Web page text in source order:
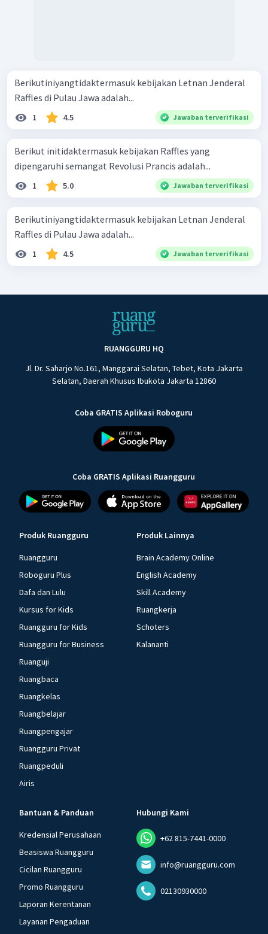
Berikutiniyangtidaktermasuk kebijakan Letnan Jenderal
Raffles di Pulau Jawa adalah...
1 4.5 Jawaban terverifikasi
Berikut initidaktermasuk kebijakan Raffles yang
dipengaruhi semangat Revolusi Prancis adalah...
1 5.0 Jawaban terverifikasi
Berikutiniyangtidaktermasuk kebijakan Letnan Jenderal
Raffles di Pulau Jawa adalah...
1 4.5 Jawaban terverifikasi
RUANGGURU HQ
Jl. Dr. Saharjo No.161, Manggarai Selatan, Tebet, Kota Jakarta
Selatan, Daerah Khusus Ibukota Jakarta 12860
Coba GRATIS Aplikasi Roboguru
Coba GRATIS Aplikasi Ruangguru
Produk Ruangguru
Ruangguru
Roboguru Plus
Dafa dan Lulu
Kursus for Kids
Ruangguru for Kids
Ruangguru for Business
Ruanguji
Ruangbaca
Ruangkelas
Ruangbelajar
Ruangpengajar
Ruangguru Privat
Ruangpeduli
Airis
Produk Lainnya
Brain Academy Online
English Academy
Skill Academy
Ruangkerja
Schoters
Kalananti
Bantuan & Panduan
Kredensial Perusahaan
Beasiswa Ruangguru
Cicilan Ruangguru
Promo Ruangguru
Laporan Kerentanan
Layanan Pengaduan
Hubungi Kami
+62 815-7441-0000
info@ruangguru.com
02130930000